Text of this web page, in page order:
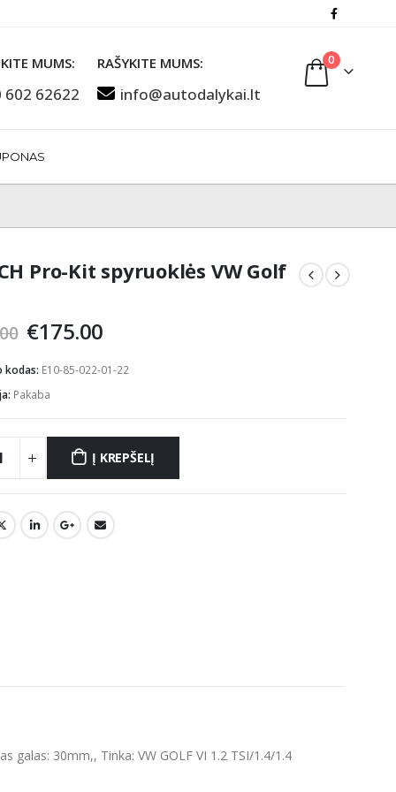
MUMS:
602 62622
RAŠYKITE MUMS:
info@autodalykai.lt
0
Pro-Kit spyruoklės VW Golf
Original
was:
€200.00.
€175.00Current
is:
kodas: E10-85-022-01-22
Pakaba
Į KREPŠELĮ
galas: 30mm,, Tinka: VW GOLF VI 1.2 TSI/1.4/1.4